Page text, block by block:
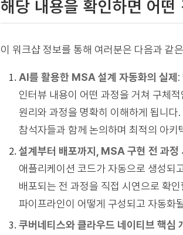
해당 내용을 확인하면 어
이 워크샵 정보를 통해 여러분은 다음과 같
AI를 활용한 MSA 설계 자동화의 실제:
인터뷰 내용이 어떤 과정을 거쳐 구체
원리와 과정을 명확히 이해하게 됩니다
참석자들과 함께 논의하며 최적의 아
설계부터 배포까지, MSA 구현 전 과정
애플리케이션 코드가 자동으로 생성되
배포되는 전 과정을 직접 시연으로 확
파이프라인이 어떻게 구성되고 자동화
쿠버네티스와 클라우드 네이티브 핵심